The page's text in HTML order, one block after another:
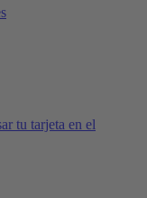
tu tarjeta en el